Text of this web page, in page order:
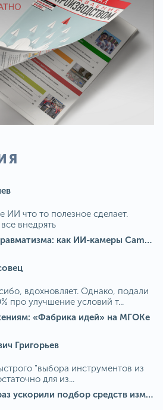
ИИ что то полезное сделает.
внедрять
Стратегия нулевого травматизма: как ИИ-камеры Camkord снижают риск наезда на пешехода при работе на погрузчике
вдохновляет. Однако, подали
про улучшение условий т...
«Фабрика идей» на МГОКе
Григорьев
"выбора инструментов из
для из...
На ОДК-Сатурн в 30 раз ускорили подбор средств измерения для контроля качества продукции